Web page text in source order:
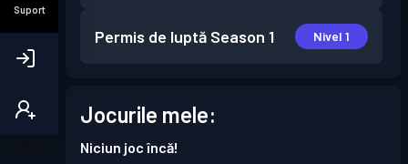
Suport
Permis de luptă Season 1 Nivel 1
Jocurile mele:
Niciun joc încă!